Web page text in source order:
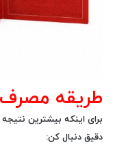
طریقه مصرف
برای اینکه بیشترین نتیجه
دقیق دنبال کن: